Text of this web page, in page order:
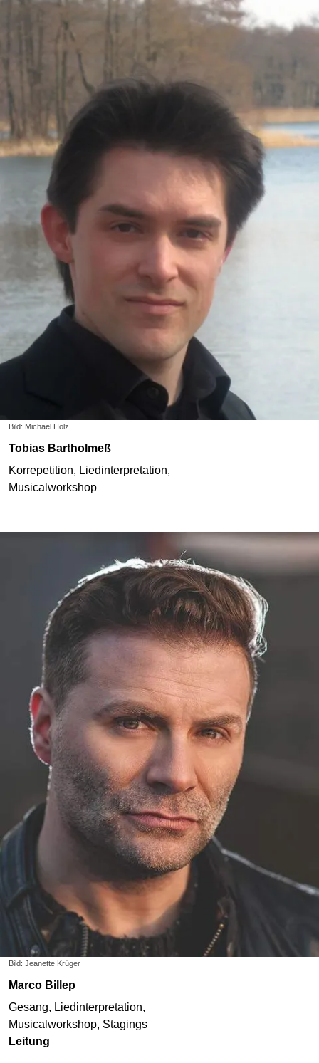
Bild: Michael Holz
Tobias Bartholmeß
Korrepetition, Liedinterpretation,
Musicalworkshop
Bild: Jeanette Krüger
Marco Billep
Gesang, Liedinterpretation,
Musicalworkshop, Stagings
Leitung